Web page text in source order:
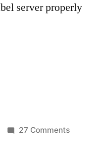
server properly
27 Commentson